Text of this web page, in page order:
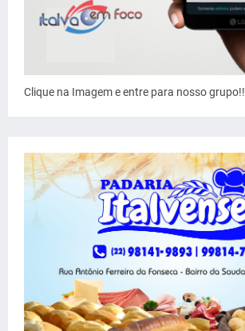
Clique na Imagem e entre para nosso grupo!!